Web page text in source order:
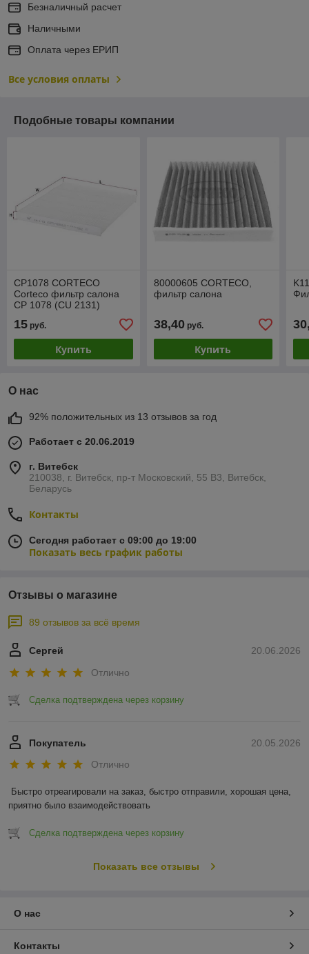
Безналичный расчет
Наличными
Оплата через ЕРИП
Все условия оплаты
Подобные товары компании
CP1078 CORTECO
Corteco фильтр салона
CP 1078 (CU 2131)
15 руб.
Купить
80000605 CORTECO,
фильтр салона
38,40руб.
Купить
О нас
92% положительных из 13 отзывов за год
Работает с 20.06.2019
г. Витебск
210038, г. Витебск, пр-т Московский, 55 B3, Витебск,
Беларусь
Контакты
Сегодня работает с 09:00 до 19:00
Показать весь график работы
Отзывы о магазине
89 отзывов за всё время
20.06.2026
Сергей
Отлично
Сделка подтверждена через корзину
20.05.2026
Покупатель
Отлично
Быстро отреагировали на заказ, быстро отправили, хорошая цена,
приятно было взаимодействовать
Сделка подтверждена через корзину
Показать все отзывы
О нас
Контакты